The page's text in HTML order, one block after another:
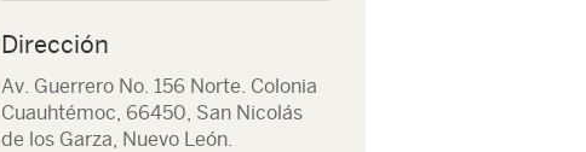
Dirección
Av. Guerrero No. 156 Norte. Colonia
Cuauhtémoc, 66450, San Nicolás
de los Garza, Nuevo León.